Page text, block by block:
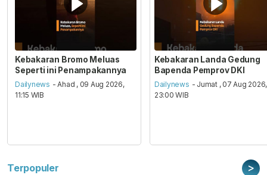
Kebakaran Bromo Meluas
Seperti ini Penampakannya
Dailynews - Ahad , 09 Aug 2026,
11:15 WIB
Kebakaran Landa Gedung
Bapenda Pemprov DKI
Dailynews - Jumat , 07 Aug 2026,
23:00 WIB
Terpopuler >